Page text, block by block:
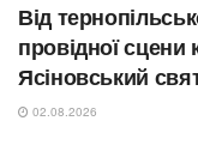
Від
провідної сцени
Ясіновський
02.08.2026